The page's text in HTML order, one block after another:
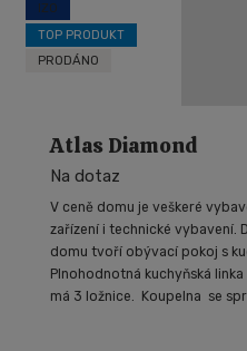
Atlas Diamond
Na dotaz
V ceně domu je veškeré
zařízení i technické vybavení.
domu tvoří obývací pokoj s
Plnohodnotná kuchyňská
má 3 ložnice. Koupelna se
IZO
TOP PRODUKT
PRODÁNO